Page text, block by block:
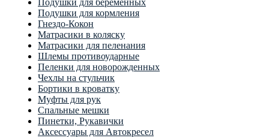
Подушки для беременных
Подушки для кормления
Гнездо-Кокон
Матрасики в коляску
Матрасики для пеленания
Шлемы противоударные
Пеленки для новорожденных
Чехлы на стульчик
Бортики в кроватку
Муфты для рук
Спальные мешки
Пинетки, Рукавички
Аксессуары для Автокресел